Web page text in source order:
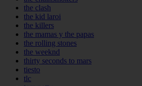
the clash
the kid laroi
the killers
the mamas y the papas
the rolling stones
the weeknd
thirty seconds to mars
tiesto
tlc